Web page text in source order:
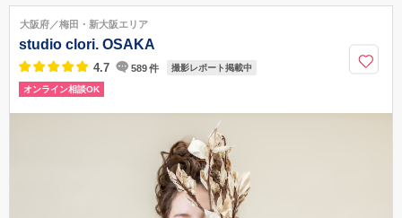
0120-945-906
大阪府／梅田・新大阪エリア
studio clori. OSAKA
4.7 589件 撮影レポート掲載中
オンライン相談OK